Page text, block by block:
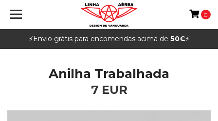
⚡️Envio grátis para encomendas acima de 50€⚡️
0
Anilha Trabalhada
7 EUR